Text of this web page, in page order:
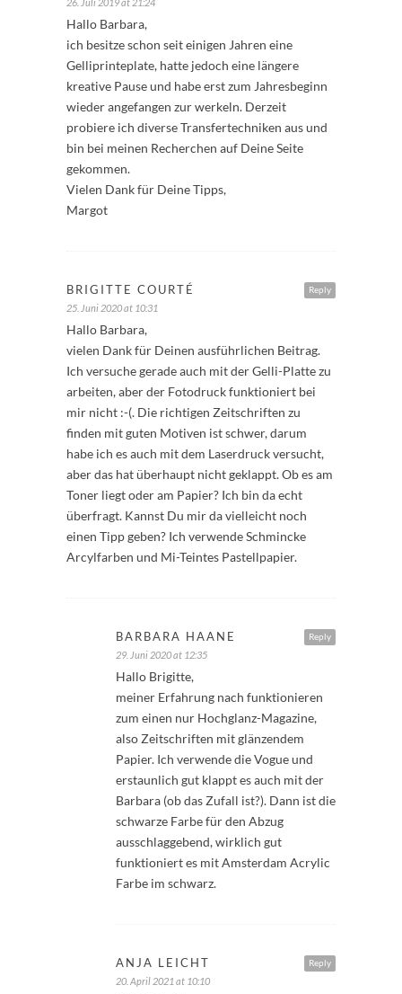
26. Juli 2019 at 21:24
Hallo Barbara,
ich besitze schon seit einigen Jahren eine
Gelliprinteplate, hatte jedoch eine längere
kreative Pause und habe erst zum Jahresbeginn
wieder angefangen zur werkeln. Derzeit
probiere ich diverse Transfertechniken aus und
bin bei meinen Recherchen auf Deine Seite
gekommen.
Vielen Dank für Deine Tipps,
Margot
Reply
BRIGITTE COURTÉ
25. Juni 2020 at 10:31
Hallo Barbara,
vielen Dank für Deinen ausführlichen Beitrag.
Ich versuche gerade auch mit der Gelli-Platte zu
arbeiten, aber der Fotodruck funktioniert bei
mir nicht :-(. Die richtigen Zeitschriften zu
finden mit guten Motiven ist schwer, darum
habe ich es auch mit dem Laserdruck versucht,
aber das hat überhaupt nicht geklappt. Ob es am
Toner liegt oder am Papier? Ich bin da echt
überfragt. Kannst Du mir da vielleicht noch
einen Tipp geben? Ich verwende Schmincke
Arcylfarben und Mi-Teintes Pastellpapier.
Reply
BARBARA HAANE
29. Juni 2020 at 12:35
Hallo Brigitte,
meiner Erfahrung nach funktionieren
zum einen nur Hochglanz-Magazine,
also Zeitschriften mit glänzendem
Papier. Ich verwende die Vogue und
erstaunlich gut klappt es auch mit der
Barbara (ob das Zufall ist?). Dann ist die
schwarze Farbe für den Abzug
ausschlaggebend, wirklich gut
funktioniert es mit Amsterdam Acrylic
Farbe im schwarz.
Reply
ANJA LEICHT
20. April 2021 at 10:10